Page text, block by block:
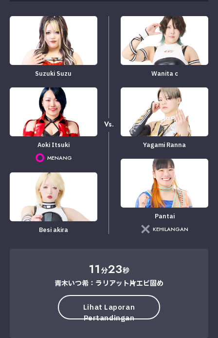
Suzuki Suzu
Aoki Itsuki
MENANG
Besi akira
Vs.
Wanita c
Yagami Ranna
Pantai
KEHILANGAN
11分23秒
青木いつ希：ラリアット→片エビ固め
Lihat Laporan
Pertandingan